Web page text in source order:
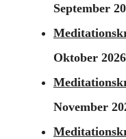
September
Oktober
November